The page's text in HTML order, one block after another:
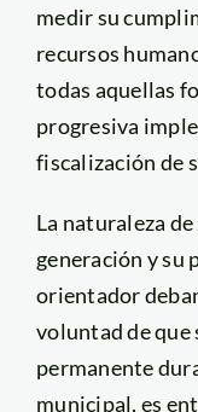
medir su
recursos
todas aquellas
progresiva
fiscalización de
La naturaleza
generación y su
orientador
voluntad de que
permanente
municipal, es